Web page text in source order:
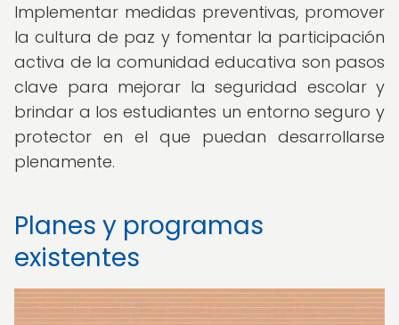
Implementar medidas preventivas, promover
la cultura de paz y fomentar la participación
activa de la comunidad educativa son pasos
clave para mejorar la seguridad escolar y
brindar a los estudiantes un entorno seguro y
protector en el que puedan desarrollarse
plenamente.
Planes y programas
existentes